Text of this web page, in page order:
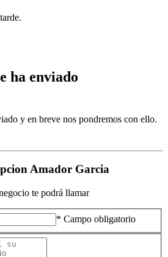
ha enviado
y en breve nos pondremos con ello.
Amador Garcia
te podrá llamar
* Campo obligatorio